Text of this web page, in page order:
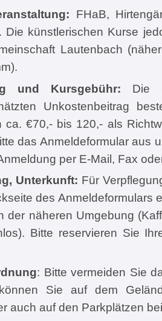
FHaB,
Die künstlerischen Kurse
Lautenbach
und Kursgebühr: Die
Unkostenbeitrag
ca. €70,- bis 120,- als
das Anmeldeformular aus
per E-Mail, Fax
Unterkunft: Für
des Anmeldeformulars
der näheren Umgebung
Bitte reservieren Sie
: Bitte vermeiden Sie
Sie auf dem
auch auf den Parkplätzen